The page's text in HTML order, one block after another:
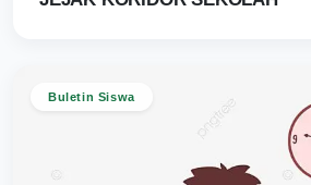
Buletin Siswa